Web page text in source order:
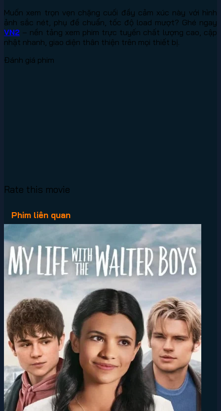
Muốn xem trọn vẹn chặng cuối đầy cảm xúc này với hình
ảnh sắc nét, phụ đề chuẩn, tốc độ load mượt? Ghé ngay
VN2 – nền tảng xem phim trực tuyến chất lượng cao, cập
nhật nhanh, giao diện thân thiện trên mọi thiết bị.
Đánh giá phim
Rate this movie
Phim liên quan